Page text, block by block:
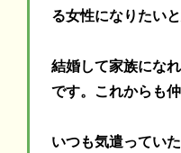
る女性になりたい
結婚して家族にな
です。これからも
いつも気遣ってい